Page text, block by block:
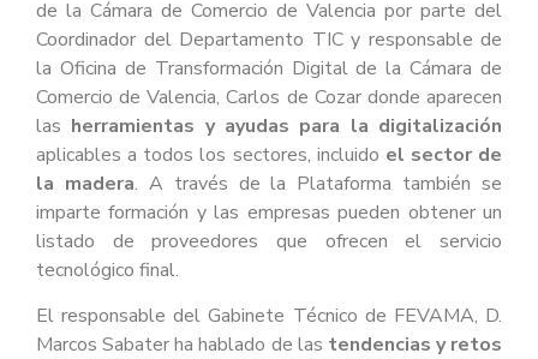
de la Cámara de Comercio de Valencia por parte del
Coordinador del Departamento TIC y responsable de
la Oficina de Transformación Digital de la Cámara de
Comercio de Valencia, Carlos de Cozar donde aparecen
las herramientas y ayudas para la digitalización
aplicables a todos los sectores, incluido el sector de
la madera. A través de la Plataforma también se
imparte formación y las empresas pueden obtener un
listado de proveedores que ofrecen el servicio
tecnológico final.
El responsable del Gabinete Técnico de FEVAMA, D.
Marcos Sabater ha hablado de las tendencias y retos